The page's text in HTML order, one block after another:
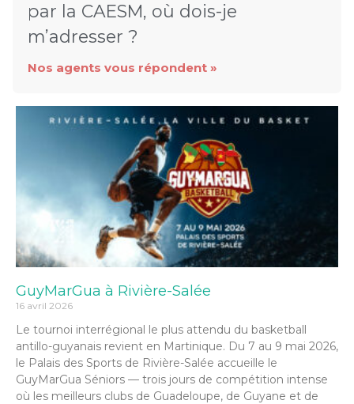
par la CAESM, où dois-je
m’adresser ?
Nos agents vous répondent »
GuyMarGua à Rivière-Salée
16 avril 2026
Le tournoi interrégional le plus attendu du basketball
antillo-guyanais revient en Martinique. Du 7 au 9 mai 2026,
le Palais des Sports de Rivière-Salée accueille le
GuyMarGua Séniors — trois jours de compétition intense
où les meilleurs clubs de Guadeloupe, de Guyane et de